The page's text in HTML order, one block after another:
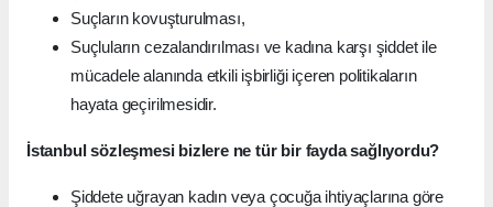
Suçların kovuşturulması,
Suçluların cezalandırılması ve kadına karşı şiddet ile
mücadele alanında etkili işbirliği içeren politikaların
hayata geçirilmesidir.
İstanbul sözleşmesi bizlere ne tür bir fayda sağlıyordu?
Şiddete uğrayan kadın veya çocuğa ihtiyaçlarına göre